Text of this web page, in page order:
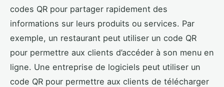
codes QR pour partager rapidement des
informations sur leurs produits ou services. Par
exemple, un restaurant peut utiliser un code QR
pour permettre aux clients d’accéder à son menu en
ligne. Une entreprise de logiciels peut utiliser un
code QR pour permettre aux clients de télécharger